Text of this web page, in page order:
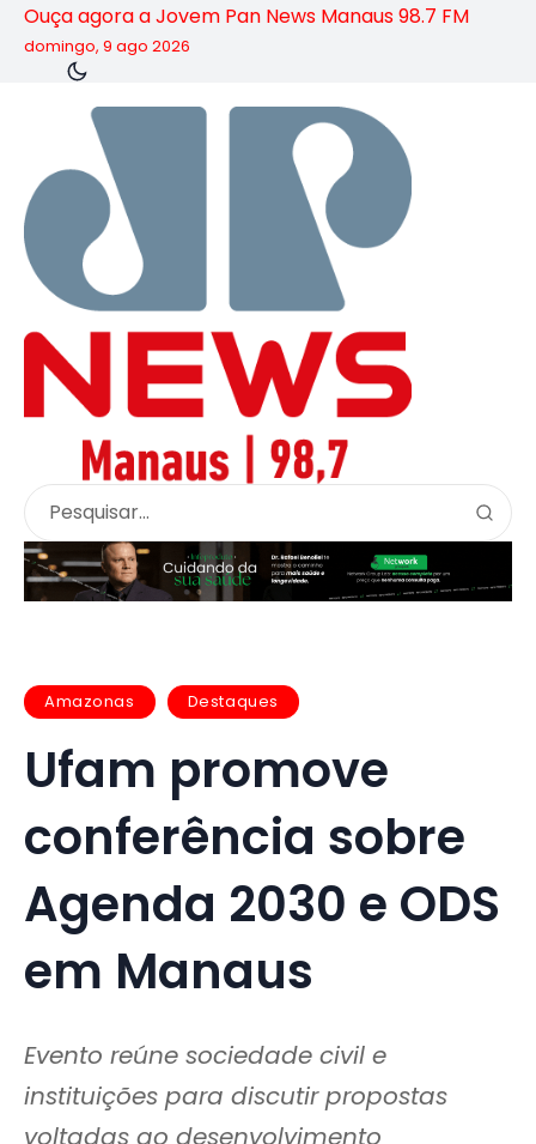
Ouça agora a Jovem Pan News Manaus 98.7 FM
domingo, 9 ago 2026
Amazonas Destaques
Ufam promove
conferência sobre
Agenda 2030 e ODS
em Manaus
Evento reúne sociedade civil e
instituições para discutir propostas
voltadas ao desenvolvimento